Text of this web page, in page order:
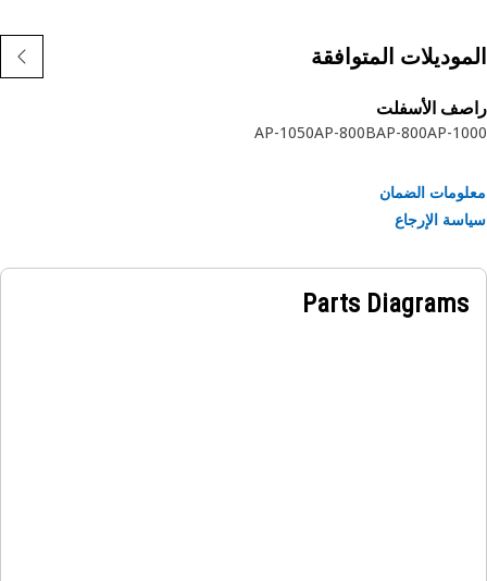
المتوافقة
الأسفلت
AP-
AP-800
AP-800B
AP-1050
الضمان
الإرجاع
Parts Diagrams